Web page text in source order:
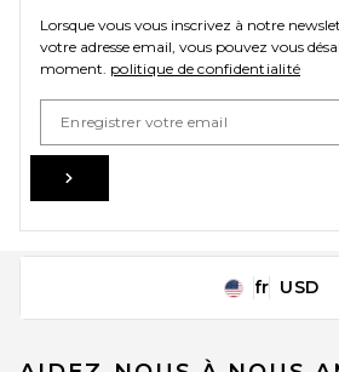
Lorsque vous vous inscrivez à notre
votre adresse email, vous pouvez vous
moment. politique de confidentialité
Change
fr USD